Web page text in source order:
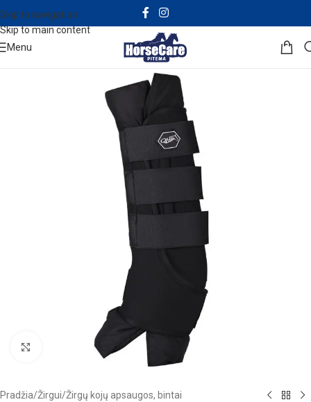
Skip to navigation
Skip to main content
Menu
Click to enlarge
Pradžia/Žirgui/Žirgų kojų apsaugos, bintai